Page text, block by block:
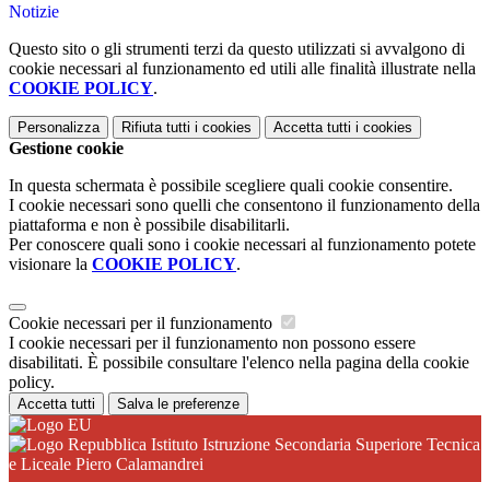
Notizie
Questo sito o gli strumenti terzi da questo utilizzati si avvalgono di
cookie necessari al funzionamento ed utili alle finalità illustrate nella
COOKIE POLICY.
Personalizza Rifiuta tutti i cookies Accetta tutti i cookies
Gestione cookie
In questa schermata è possibile scegliere quali cookie consentire.
I cookie necessari sono quelli che consentono il funzionamento della
piattaforma e non è possibile disabilitarli.
Per conoscere quali sono i cookie necessari al funzionamento potete
visionare la COOKIE POLICY.
Cookie necessari per il funzionamento
I cookie necessari per il funzionamento non possono essere
disabilitati. È possibile consultare l'elenco nella pagina della cookie
policy.
Accetta tutti Salva le preferenze
Istituto Istruzione Secondaria Superiore Tecnica
e Liceale Piero Calamandrei